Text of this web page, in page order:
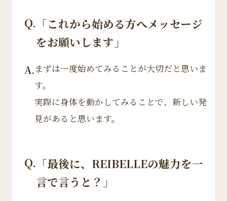
Q. 「これから始める方へメッセージ
をお願いします」
A.まずは一度始めてみることが大切だと思いま
す。
実際に身体を動かしてみることで、新しい発
見があると思います。
Q. 「最後に、REIBELLEの魅力を一
言で言うと？」